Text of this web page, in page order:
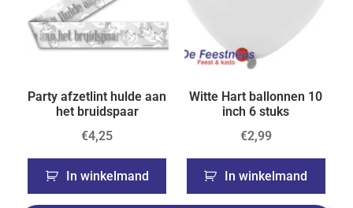
Party afzetlint hulde aan
het bruidspaar
€4,25
In winkelmand
Witte Hart ballonnen 10
inch 6 stuks
€2,99
In winkelmand